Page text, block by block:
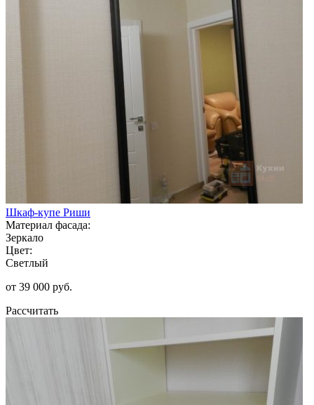
Шкаф-купе Риши
Материал фасада:
Зеркало
Цвет:
Светлый
от 39 000 руб.
Рассчитать